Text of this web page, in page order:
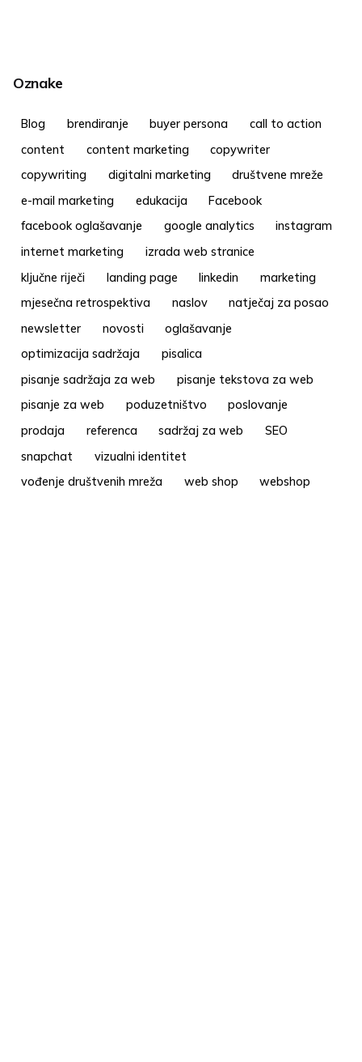
Oznake
Blog brendiranje buyer persona
call to action
content
content marketing
copywriter
copywriting
digitalni marketing
društvene mreže
e-mail marketing
edukacija
Facebook
facebook oglašavanje
google analytics
instagram
internet marketing
izrada web stranice
ključne riječi
landing page linkedin
marketing
mjesečna retrospektiva
naslov
natječaj za posao
newsletter
novosti
oglašavanje
optimizacija sadržaja
pisalica
pisanje sadržaja za web
pisanje tekstova za web
pisanje za web
poduzetništvo
poslovanje
prodaja
referenca sadržaj za web
SEO
snapchat
vizualni identitet
vođenje društvenih mreža
web shop
webshop